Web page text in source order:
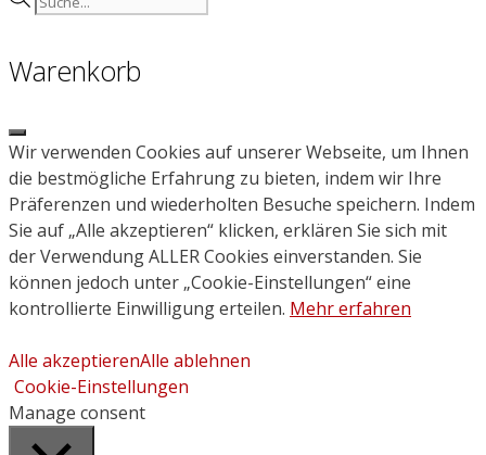
Warenkorb
Close
Wir verwenden Cookies auf unserer Webseite, um Ihnen
die bestmögliche Erfahrung zu bieten, indem wir Ihre
Präferenzen und wiederholten Besuche speichern. Indem
Sie auf „Alle akzeptieren“ klicken, erklären Sie sich mit
der Verwendung ALLER Cookies einverstanden. Sie
können jedoch unter „Cookie-Einstellungen“ eine
kontrollierte Einwilligung erteilen. Mehr erfahren
Alle akzeptierenAlle ablehnen
Cookie-Einstellungen
Manage consent